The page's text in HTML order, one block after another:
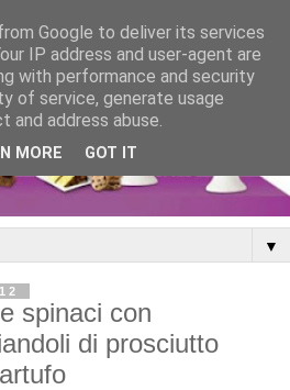
▼
spinaci con
di prosciutto
Google to deliver its services
IP address and user-agent are
with performance and security
of service, generate usage
address abuse.
MORE GOT IT